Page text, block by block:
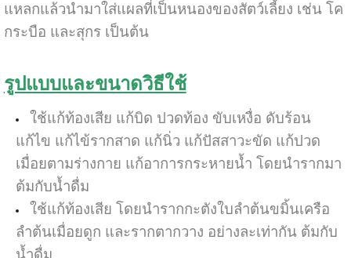
แหลกแล้วนำมาใส่แผลที่เป็นหนองของสัตว์เลี้ยง เช่น โค
กระบือ และสุกร เป็นต้น
รูปแบบและขนาดวิธีใช้
ใช้แก้ท้องเสีย แก้บิด ปวดท้อง ขับเหงื่อ ดับร้อน
แก้ไข แก้ไข้รากสาด แก้นิ่ว แก้ปัสสาวะขัด แก้ปวด
เมื่อยตามร่างกาย แก้อาการกระหายน้ำ โดยนำรากมา
ต้มกับน้ำดื่ม
ใช้แก้ท้องเสีย โดยนำรากกะตังใบลำต้นขมิ้นเครือ
ลำต้นเมื่อยดูก และรากตากวาง อย่างละเท่ากัน ต้มกับ
น้ำดื่ม